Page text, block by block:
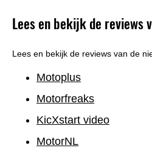
Lees en bekijk de reviews
Lees en bekijk de reviews van de
Motoplus
Motorfreaks
KicXstart video
MotorNL